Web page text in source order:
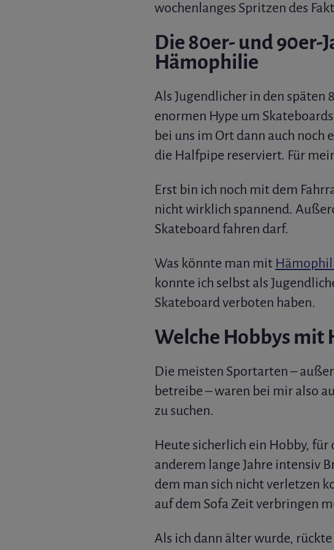
wochenlanges Spritzen des
Die 80er- und 90er-
Hämophilie
Als Jugendlicher in den späten
enormen Hype um
bei uns im Ort dann auch
die Halfpipe reserviert. Für
Erst bin ich noch mit dem
nicht wirklich spannend.
Skateboard fahren darf.
Was könnte man mit
konnte ich selbst als
Skateboard verboten haben.
Welche Hobbys mit
Die meisten Sportarten –
betreibe – waren bei mir also
zu suchen.
Heute sicherlich ein Hobby, für
anderem lange Jahre intensiv
dem man sich nicht verletzen
auf dem Sofa Zeit verbringen
Als ich dann älter wurde,